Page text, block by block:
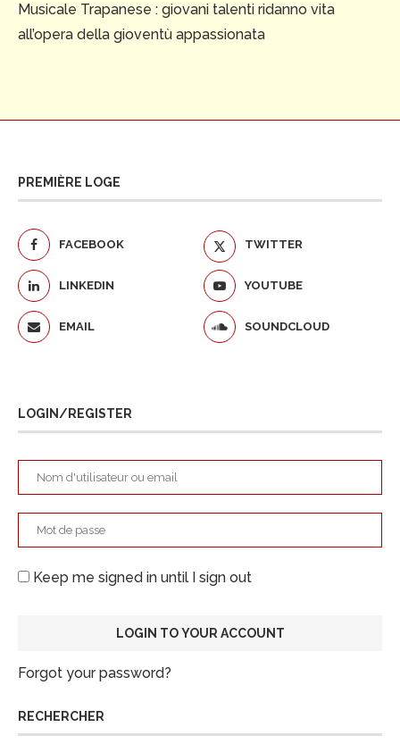
Musicale Trapanese : giovani talenti ridanno vita
all’opera della gioventù appassionata
PREMIÈRE LOGE
FACEBOOK TWITTER
LINKEDIN YOUTUBE
EMAIL SOUNDCLOUD
LOGIN/REGISTER
Keep me signed in until I sign out
Forgot your password?
RECHERCHER